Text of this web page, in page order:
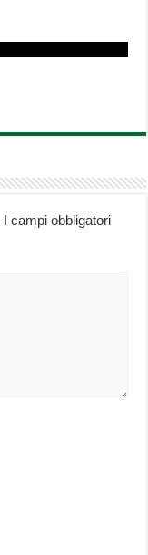
I campi obbligatori